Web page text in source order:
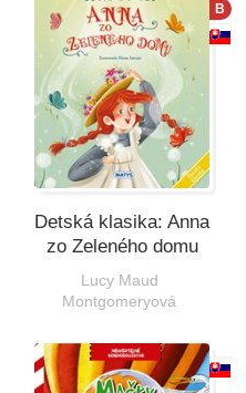
B
Detská klasika: Anna
zo Zeleného domu
Lucy Maud
Montgomeryová